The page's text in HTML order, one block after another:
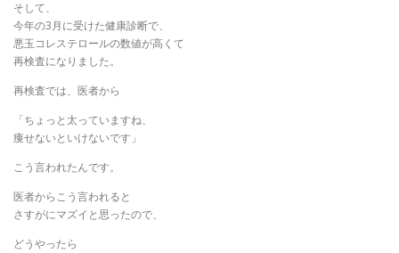
そして、
今年の3月に受けた健康診断で、
悪玉コレステロールの数値が高くて
再検査になりました。
再検査では、医者から
「ちょっと太っていますね、
痩せないといけないです」
こう言われたんです。
医者からこう言われると
さすがにマズイと思ったので、
どうやったら